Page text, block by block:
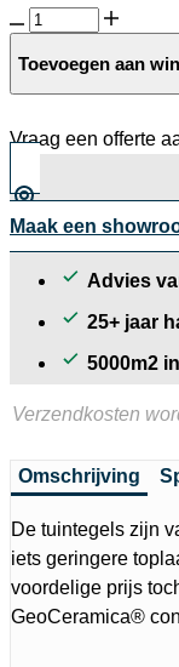
GeoCeramica®
Flow
Smoke
Toevoegen aan
Vraag een offerte
Maak een
Advies
25+ jaar
5000m2
Verzendkosten
Omschrijving
De tuintegels zijn
iets geringere
voordelige prijs
GeoCeramica®